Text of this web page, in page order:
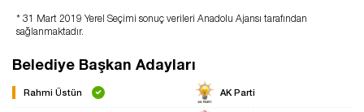
* 31 Mart 2019 Yerel Seçimi sonuç verileri Anadolu Ajansı tarafından
sağlanmaktadır.
Belediye Başkan Adayları
Rahmi Üstün AK Parti